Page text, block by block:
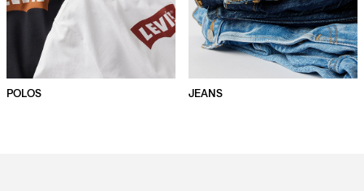
POLOS JEANS